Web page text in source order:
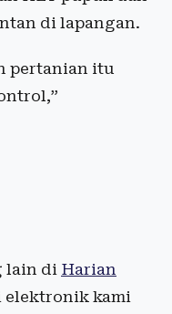
di lapangan.
pertanian itu
lain di Harian
elektronik kami